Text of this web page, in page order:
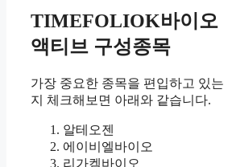
TIMEFOLIOK바이오
액티브 구성종목
가장 중요한 종목을 편입하고 있는
지 체크해보면 아래와 같습니다.
알테오젠
에이비엘바이오
리가켐바이오